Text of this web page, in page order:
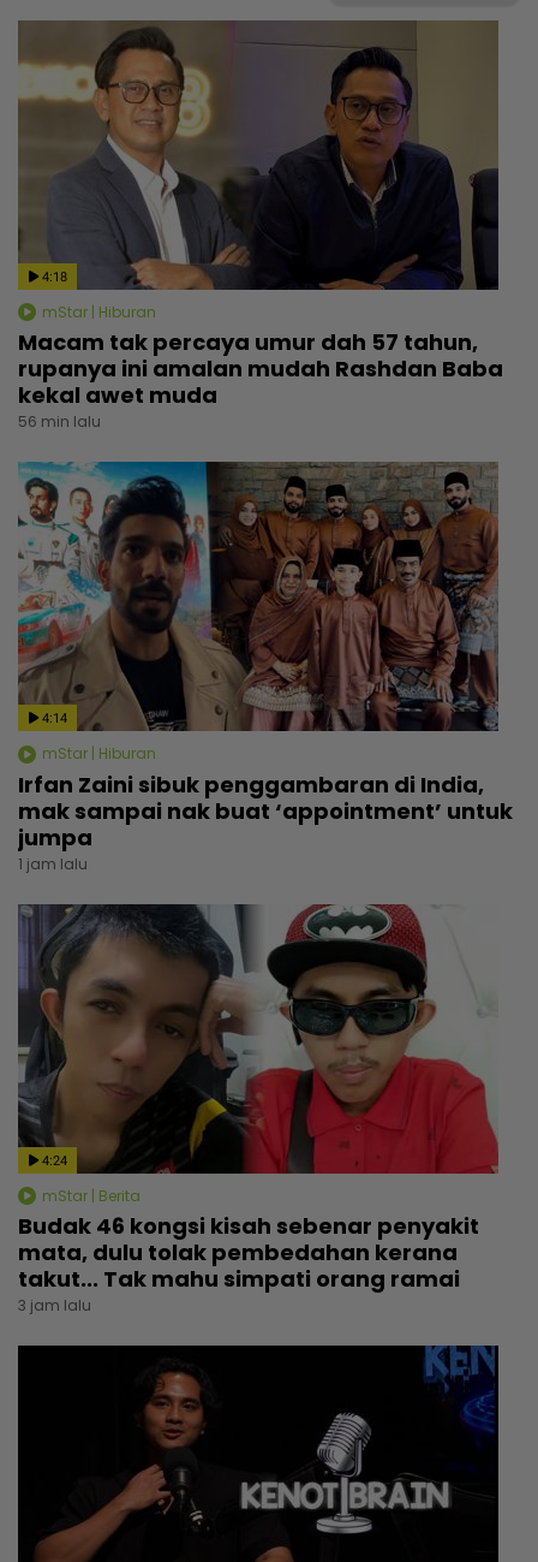
4:18
mStar | Hiburan
Macam tak percaya umur dah 57 tahun,
rupanya ini amalan mudah Rashdan Baba
kekal awet muda
56 min lalu
4:14
mStar | Hiburan
Irfan Zaini sibuk penggambaran di India,
mak sampai nak buat ‘appointment’ untuk
jumpa
1 jam lalu
4:24
mStar | Berita
Budak 46 kongsi kisah sebenar penyakit
mata, dulu tolak pembedahan kerana
takut... Tak mahu simpati orang ramai
3 jam lalu